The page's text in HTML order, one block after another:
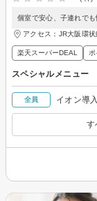
個室で安心、子連れで
アクセス：JR大阪環
楽天スーパーDEAL
スペシャルメニュー
全員 イオン導
す